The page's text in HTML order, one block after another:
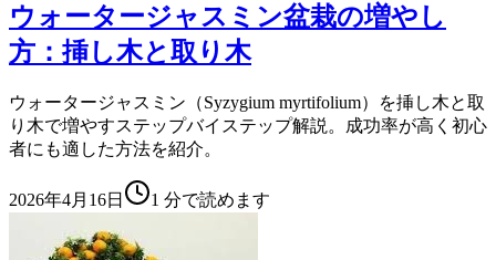
ウォータージャスミン盆栽の増やし
方：挿し木と取り木
ウォータージャスミン（Syzygium myrtifolium）を挿し木と取
り木で増やすステップバイステップ解説。成功率が高く初心
者にも適した方法を紹介。
2026年4月16日 1 分で読めます